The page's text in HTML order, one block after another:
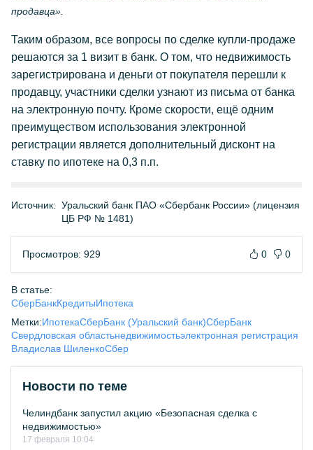
продавца».
Таким образом, все вопросы по сделке купли-продаже
решаются за 1 визит в банк. О том, что недвижимость
зарегистрирована и деньги от покупателя перешли к
продавцу, участники сделки узнают из письма от банка
на электронную почту. Кроме скорости, ещё одним
преимуществом использования электронной
регистрации является дополнительный дисконт на
ставку по ипотеке на 0,3 п.п.
Источник: Уральский банк ПАО «Сбербанк России» (лицензия
ЦБ РФ № 1481)
Просмотров: 929 0 0
В статье:
СберБанкКредитыИпотека
Метки:ИпотекаСберБанк (Уральский банк)СберБанк
Свердловская областьнедвижимостьэлектронная регистрация
Владислав ШиленкоСбер
Новости по теме
Челиндбанк запустил акцию «Безопасная сделка с
недвижимостью»
17 февраля 10:04